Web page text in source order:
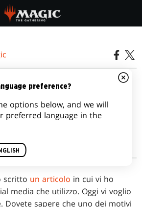
VOLETE
2016
scritto un articolo in cui vi ho
media che utilizzo. Oggi vi voglio
Dovete sapere che uno dei motivi
preference?
options below, and we will
preferred language in the